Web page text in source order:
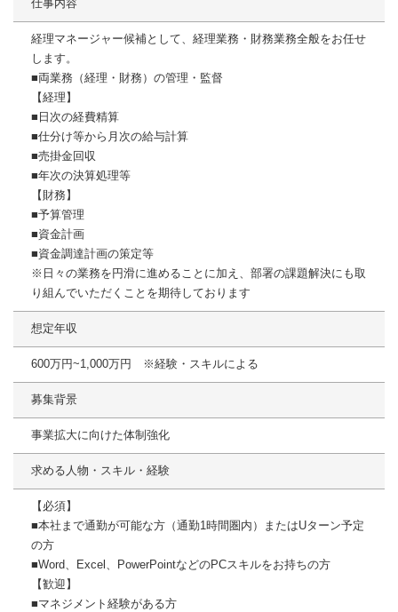
仕事内容
経理マネージャー候補として、経理業務・財務業務全般をお任せ
します。
■両業務（経理・財務）の管理・監督
【経理】
■日次の経費精算
■仕分け等から月次の給与計算
■売掛金回収
■年次の決算処理等
【財務】
■予算管理
■資金計画
■資金調達計画の策定等
※日々の業務を円滑に進めることに加え、部署の課題解決にも取
り組んでいただくことを期待しております
想定年収
600万円~1,000万円 ※経験・スキルによる
募集背景
事業拡大に向けた体制強化
求める人物・スキル・経験
【必須】
■本社まで通勤が可能な方（通勤1時間圏内）またはUターン予定
の方
■Word、Excel、PowerPointなどのPCスキルをお持ちの方
【歓迎】
■マネジメント経験がある方